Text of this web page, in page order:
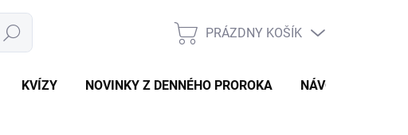
Hľadať
NÁKUPNÝ
PRÁZDNY KOŠÍK
KVÍZY NOVINKY Z DENNÉHO PROROKA NÁVODY A TIPY